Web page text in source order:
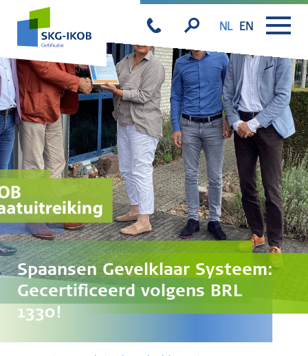
NL EN
Spaansen Gevelklaar Systeem:
Gecertificeerd volgens BRL
1330!